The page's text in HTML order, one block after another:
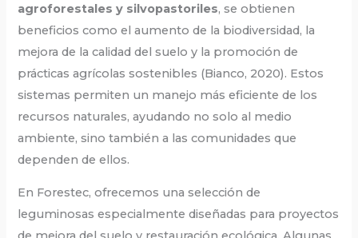
agroforestales y silvopastoriles, se obtienen
beneficios como el aumento de la biodiversidad, la
mejora de la calidad del suelo y la promoción de
prácticas agrícolas sostenibles (Bianco, 2020). Estos
sistemas permiten un manejo más eficiente de los
recursos naturales, ayudando no solo al medio
ambiente, sino también a las comunidades que
dependen de ellos.
En Forestec, ofrecemos una selección de
leguminosas especialmente diseñadas para proyectos